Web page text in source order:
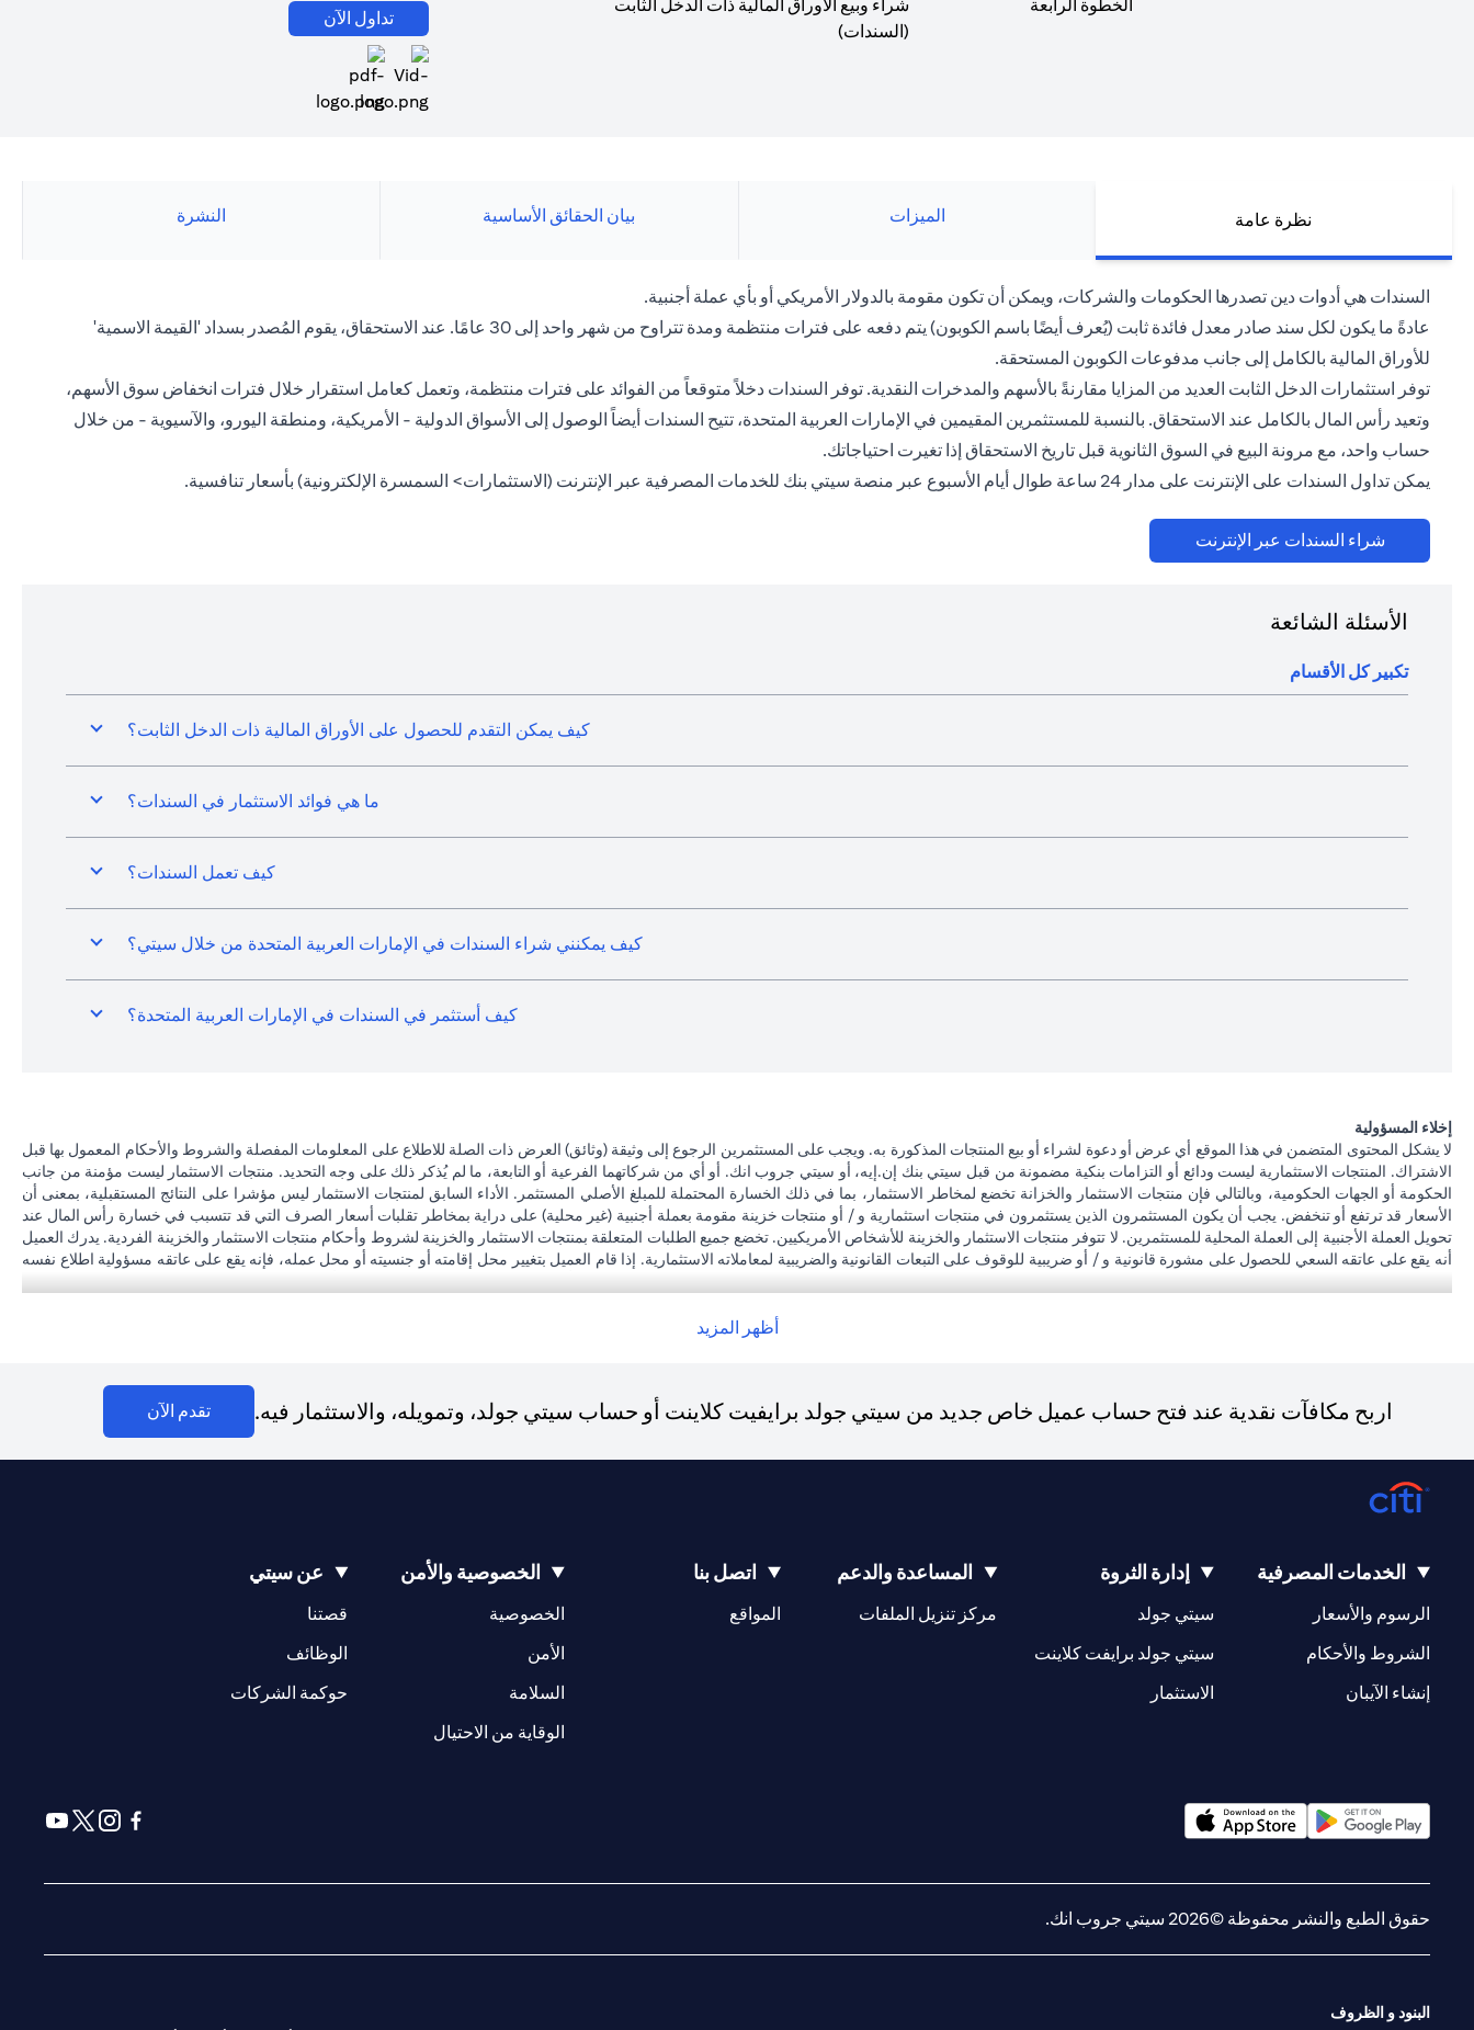
الخطوة الرابعة
شراء وبيع الأوراق المالية ذات الدخل الثابت
(السندات)
تداول الآن
نظرة عامة الميزات بيان الحقائق الأساسية النشرة
السندات هي أدوات دين تصدرها الحكومات والشركات، ويمكن أن تكون مقومة بالدولار الأمريكي أو بأي عملة أجنبية.
عادةً ما يكون لكل سند صادر معدل فائدة ثابت (يُعرف أيضًا باسم الكوبون) يتم دفعه على فترات منتظمة ومدة تتراوح من شهر واحد إلى 30 عامًا. عند الاستحقاق، يقوم المُصدر بسداد 'القيمة الاسمية'
للأوراق المالية بالكامل إلى جانب مدفوعات الكوبون المستحقة.
توفر استثمارات الدخل الثابت العديد من المزايا مقارنةً بالأسهم والمدخرات النقدية. توفر السندات دخلاً متوقعاً من الفوائد على فترات منتظمة، وتعمل كعامل استقرار خلال فترات انخفاض سوق الأسهم،
وتعيد رأس المال بالكامل عند الاستحقاق. بالنسبة للمستثمرين المقيمين في الإمارات العربية المتحدة، تتيح السندات أيضاً الوصول إلى الأسواق الدولية - الأمريكية، ومنطقة اليورو، والآسيوية - من خلال
حساب واحد، مع مرونة البيع في السوق الثانوية قبل تاريخ الاستحقاق إذا تغيرت احتياجاتك.
يمكن تداول السندات على الإنترنت على مدار 24 ساعة طوال أيام الأسبوع عبر منصة سيتي بنك للخدمات المصرفية عبر الإنترنت (الاستثمارات> السمسرة الإلكترونية) بأسعار تنافسية.
شراء السندات عبر الإنترنت
الأسئلة الشائعة
تكبير كل الأقسام
كيف يمكن التقدم للحصول على الأوراق المالية ذات الدخل الثابت؟
ما هي فوائد الاستثمار في السندات؟
كيف تعمل السندات؟
كيف يمكنني شراء السندات في الإمارات العربية المتحدة من خلال سيتي؟
كيف أستثمر في السندات في الإمارات العربية المتحدة؟
إخلاء المسؤولية
لا يشكل المحتوى المتضمن في هذا الموقع أي عرض أو دعوة لشراء أو بيع المنتجات المذكورة به. ويجب على المستثمرين الرجوع إلى وثيقة (وثائق) العرض ذات الصلة للاطلاع على المعلومات المفصلة والشروط والأحكام المعمول بها قبل
الاشتراك. المنتجات الاستثمارية ليست ودائع أو التزامات بنكية مضمونة من قبل سيتي بنك إن.إيه، أو سيتي جروب انك. أو أي من شركاتهما الفرعية أو التابعة، ما لم يُذكر ذلك على وجه التحديد. منتجات الاستثمار ليست مؤمنة من جانب
الحكومة أو الجهات الحكومية، وبالتالي فإن منتجات الاستثمار والخزانة تخضع لمخاطر الاستثمار، بما في ذلك الخسارة المحتملة للمبلغ الأصلي المستثمر. الأداء السابق لمنتجات الاستثمار ليس مؤشرا على النتائج المستقبلية، بمعنى أن
الأسعار قد ترتفع أو تنخفض. يجب أن يكون المستثمرون الذين يستثمرون في منتجات استثمارية و / أو منتجات خزينة مقومة بعملة أجنبية (غير محلية) على دراية بمخاطر تقلبات أسعار الصرف التي قد تتسبب في خسارة رأس المال عند
تحويل العملة الأجنبية إلى العملة المحلية للمستثمرين. لا تتوفر منتجات الاستثمار والخزينة للأشخاص الأمريكيين. تخضع جميع الطلبات المتعلقة بمنتجات الاستثمار والخزينة لشروط وأحكام منتجات الاستثمار والخزينة الفردية. يدرك العميل
أنه يقع على عاتقه السعي للحصول على مشورة قانونية و / أو ضريبية للوقوف على التبعات القانونية والضريبية لمعاملاته الاستثمارية. إذا قام العميل بتغيير محل إقامته أو جنسيته أو محل عمله، فإنه يقع على عاتقه مسؤولية اطلاع نفسه
تداول في الأسواق الدولية بموجب ترخيص رقم 20200000198 ج) إدارة المحافظ بموجب ترخيص رقم 20200000240 د) الحفظ بموجب ترخيص رقم 602003. للحصول على إخلاءات المسؤولية والإفصاحات الإضافية المتعلقة بالمنتج
و/أو الخدمة المذكورة في هذا البيان والتي تحتاج إلى معرفتها، يرجى زيارةهنا
أظهر المزيد
اربح مكافآت نقدية عند فتح حساب عميل خاص جديد من سيتي جولد برايفيت كلاينت أو حساب سيتي جولد، وتمويله، والاستثمار فيه. تقدم الآن
الخدمات المصرفية
الرسوم والأسعار
الشروط والأحكام
إنشاء الآيبان
إدارة الثروة
سيتي جولد
سيتي جولد برايفت كلاينت
الاستثمار
المساعدة والدعم
مركز تنزيل الملفات
اتصل بنا
المواقع
(opens in a new tab)
الخصوصية والأمن
الخصوصية
الأمن
السلامة
الوقاية من الاحتيال
عن سيتي
قصتنا
(opens in a new tab)
الوظائف
(opens in a new tab)
حوكمة الشركات
(opens in a new tab)
حقوق الطبع والنشر محفوظة ©2026 سيتي جروب انك.
البنود و الظروف